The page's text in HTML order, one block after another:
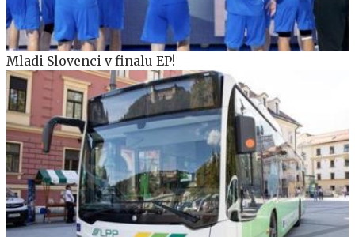
Mladi Slovenci v finalu EP!